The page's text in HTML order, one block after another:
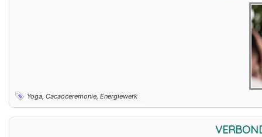
Yoga, Cacaoceremonie, Energiewerk